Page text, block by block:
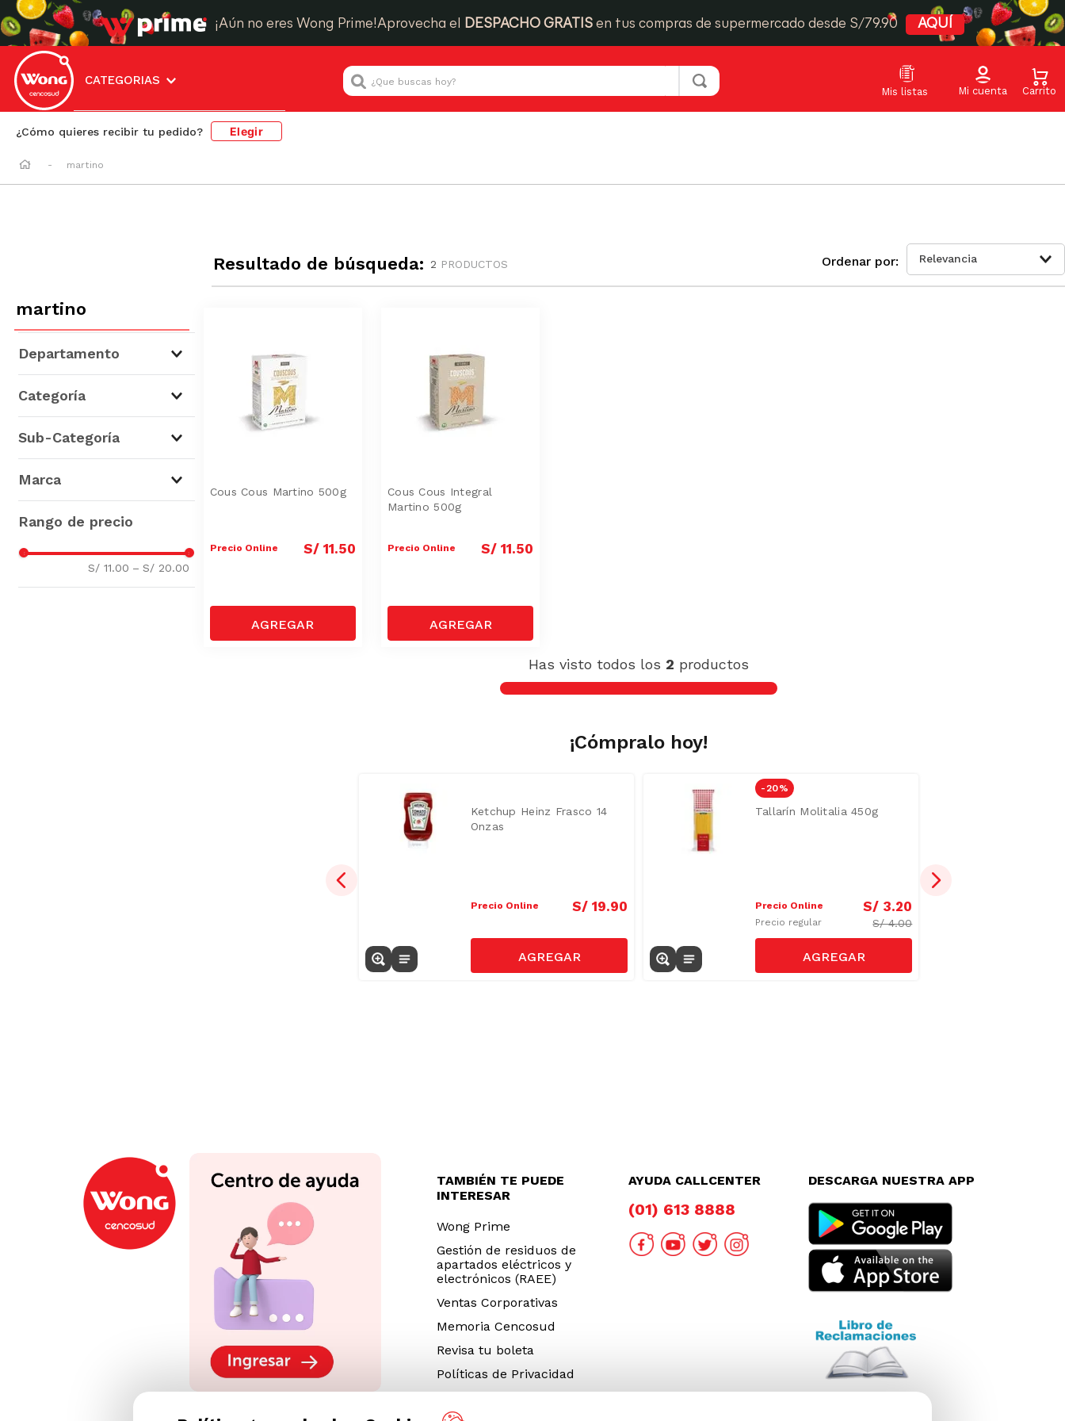
¡Aún no eres Wong Prime!Aprovecha el DESPACHO GRATIS en tus compras de supermercado desde S/79.90 AQUÍ
CATEGORIAS
¿Que buscas hoy?
¿Cómo quieres recibir tu pedido? Elegir
martino
Resultado de búsqueda: 2 PRODUCTOS Relevancia
martino
Departamento
Categoría
Sub-Categoría
Marca
S/ 11.00 – S/ 20.00
Cous Cous Martino 500g
Precio Online S/ 11.50
Cous Cous Integral
Martino 500g
Precio Online S/ 11.50
Has visto todos los 2 productos
¡Cómpralo hoy!
Ketchup Heinz Frasco 14
Onzas
Precio Online S/ 19.90
-20 %
Tallarín Molitalia 450g
Precio Online S/ 3.20
Precio regular S/4.00
TAMBIÉN TE PUEDE
INTERESAR
Wong Prime
Gestión de residuos de
apartados eléctricos y
electrónicos (RAEE)
Ventas Corporativas
Memoria Cencosud
Revisa tu boleta
Políticas de Privacidad
AYUDA CALLCENTER
(01) 613 8888
DESCARGA NUESTRA APP